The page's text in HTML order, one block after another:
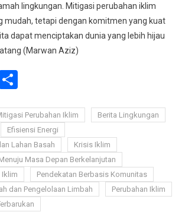
lingkungan. Mitigasi perubahan iklim
mudah, tetapi dengan komitmen yang kuat
dapat menciptakan dunia yang lebih hijau
(Marwan Aziz)
Share
Perubahan Iklim
Berita Lingkungan
Efisiensi Energi
Lahan Basah
Krisis Iklim
Masa Depan Berkelanjutan
Iklim
Pendekatan Berbasis Komunitas
dan Pengelolaan Limbah
Perubahan Iklim